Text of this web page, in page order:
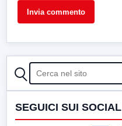
CERCA
SEGUICI SUI SOCIAL